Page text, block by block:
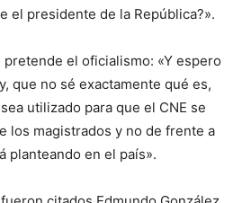
el presidente de la República?».
el oficialismo: «Y espero
que no sé exactamente qué es,
utilizado para que el CNE se
los magistrados y no de frente a
planteando en el país».